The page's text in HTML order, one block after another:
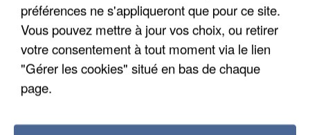
préférences ne s'appliqueront que pour ce site.
Vous pouvez mettre à jour vos choix, ou retirer
votre consentement à tout moment via le lien
"Gérer les cookies" situé en bas de chaque
page.